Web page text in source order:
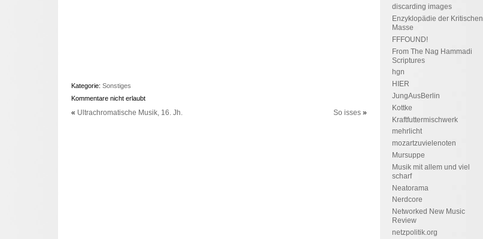
Kategorie: Sonstiges
Kommentare nicht erlaubt
« Ultrachromatische Musik, 16. Jh. So isses »
discarding images
Enzyklopädie der Kritischen
Masse
FFFOUND!
From The Nag Hammadi
Scriptures
hgn
HIER
JungAusBerlin
Kottke
Kraftfuttermischwerk
mehrlicht
mozartzuvielenoten
Mursuppe
Musik mit allem und viel
scharf
Neatorama
Nerdcore
Networked New Music
Review
netzpolitik.org